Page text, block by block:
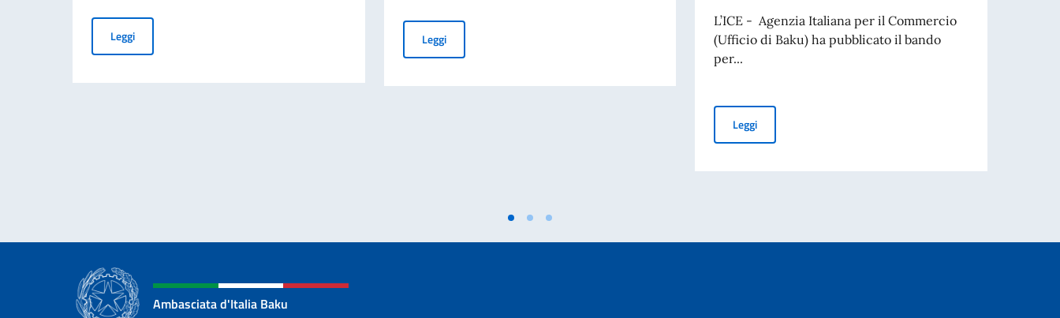
LeggiBusiness Insights from Italy – A letter to international investors (July)
LeggiCessazione della validità della carta d’identità cartacea per l’espatrio dal 3 agosto
L’ICE - Agenzia Italiana per il Commercio
(Ufficio di Baku) ha pubblicato il bando
per...
LeggiBando per l’assunzione di un assistente analista di mercato
Ambasciata d'Italia Baku